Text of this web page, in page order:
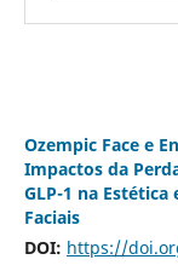
Ozempic Face e
Impactos da
GLP-1 na
Faciais
DOI: https://